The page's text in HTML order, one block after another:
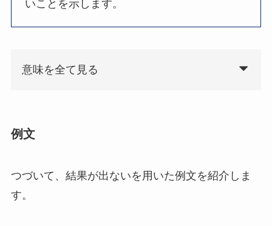
いことを示します。
意味を全て見る
例文
つづいて、結果が出ないを用いた例文を紹介しま
す。